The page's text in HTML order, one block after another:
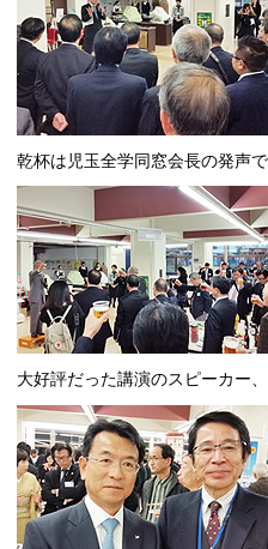
乾杯は児玉全学同窓会長の発声で
大好評だった講演のスピーカー